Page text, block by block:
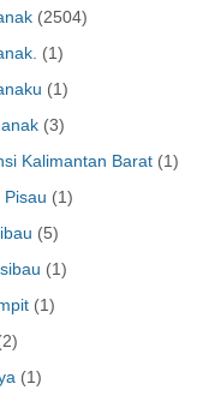
(2504)
(1)
(1)
(3)
Kalimantan Barat (1)
Pisau (1)
(5)
(1)
(1)
(1)